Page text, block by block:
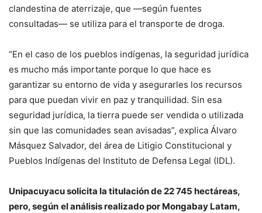
clandestina de aterrizaje, que —según fuentes
consultadas— se utiliza para el transporte de droga.
“En el caso de los pueblos indígenas, la seguridad jurídica
es mucho más importante porque lo que hace es
garantizar su entorno de vida y asegurarles los recursos
para que puedan vivir en paz y tranquilidad. Sin esa
seguridad jurídica, la tierra puede ser vendida o utilizada
sin que las comunidades sean avisadas”, explica Álvaro
Másquez Salvador, del área de Litigio Constitucional y
Pueblos Indígenas del Instituto de Defensa Legal (IDL).
Unipacuyacu solicita la titulación de 22 745 hectáreas,
pero, según el análisis realizado por Mongabay Latam,